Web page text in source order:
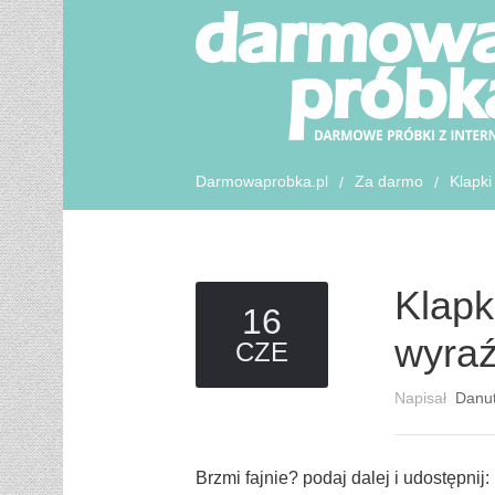
Darmowaprobka.pl / Za darmo /
16
CZE
Napisał
Brzmi fajnie? podaj dalej i udostępnij: